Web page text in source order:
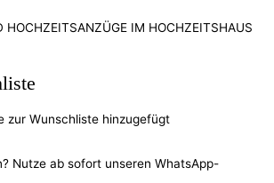
HOCHZEITSANZÜGE IM HOCHZEITSHAUS
zur Wunschliste hinzugefügt
Nutze ab sofort unseren WhatsApp-